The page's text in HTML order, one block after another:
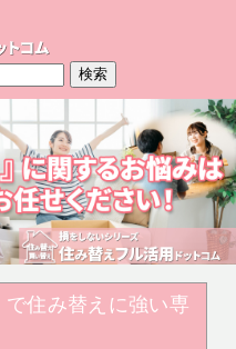
住み替えに強い専